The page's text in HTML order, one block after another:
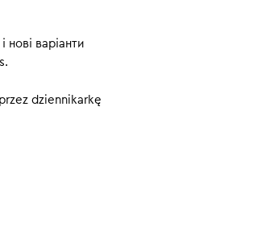
нові варіанти
dziennikarkę